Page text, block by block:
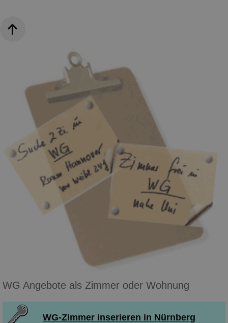
WG Angebote als Zimmer oder Wohnung
WG-Zimmer inserieren in Nürnberg